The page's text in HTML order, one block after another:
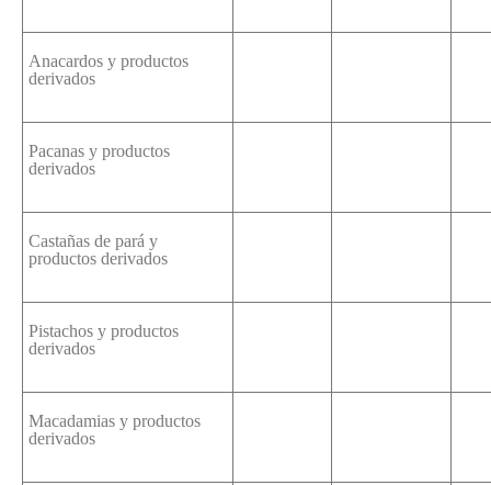
Anacardos y productos
derivados
Pacanas y productos
derivados
Castañas de pará y
productos derivados
Pistachos y productos
derivados
Macadamias y productos
derivados